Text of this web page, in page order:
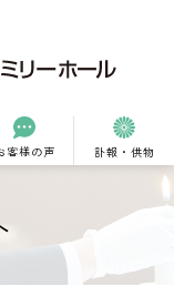
客様の声 訃報・供物